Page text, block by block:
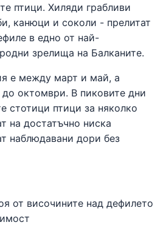
птици. Хиляди грабливи
канюци и соколи - прелитат
в едно от най-
зрелища на Балканите.
е между март и май, а
до октомври. В пиковите дни
стотици птици за няколко
на достатъчно ниска
наблюдавани дори без
от височините над дефилето